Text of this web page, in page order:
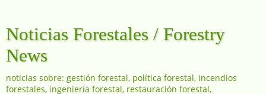
Noticias Forestales / Forestry
News
noticias sobre: gestión forestal, política forestal, incendios
forestales, ingeniería forestal, restauración forestal,